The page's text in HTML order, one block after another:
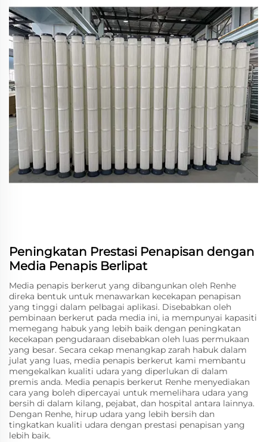
Peningkatan Prestasi Penapisan dengan
Media Penapis Berlipat
Media penapis berkerut yang dibangunkan oleh Renhe
direka bentuk untuk menawarkan kecekapan penapisan
yang tinggi dalam pelbagai aplikasi. Disebabkan oleh
pembinaan berkerut pada media ini, ia mempunyai kapasiti
memegang habuk yang lebih baik dengan peningkatan
kecekapan pengudaraan disebabkan oleh luas permukaan
yang besar. Secara cekap menangkap zarah habuk dalam
julat yang luas, media penapis berkerut kami membantu
mengekalkan kualiti udara yang diperlukan di dalam
premis anda. Media penapis berkerut Renhe menyediakan
cara yang boleh dipercayai untuk memelihara udara yang
bersih di dalam kilang, pejabat, dan hospital antara lainnya.
Dengan Renhe, hirup udara yang lebih bersih dan
tingkatkan kualiti udara dengan prestasi penapisan yang
lebih baik.